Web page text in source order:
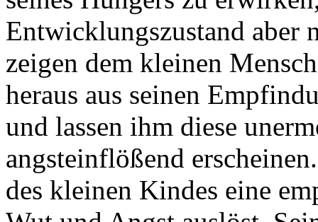
Entwicklungszustand aber
zeigen dem kleinen
heraus aus seinen
und lassen ihm diese
angsteinflößend
des kleinen Kindes eine